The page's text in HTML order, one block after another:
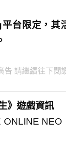
台限定，其
告 請繼續往下閱
》遊戲資訊
NEO